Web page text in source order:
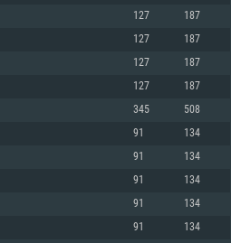
하는 AMD Radeon 77XX / NVIDIA
720p
이언트)
Xeon 은 지원하지 않습니다)
Iris Pro 5200 (Mac), 혹은 이와 비슷한 성
최소 해상도: 720p
이언트)
신 그래픽 드라이버를 지원하는 NVIDIA
성능을 가지며 최신 그래픽 드라이버를 지
지원 해상도 720p)
이언트)
127 187
127 187
127 187
127 187
345 508
91 134
91 134
91 134
91 134
91 134